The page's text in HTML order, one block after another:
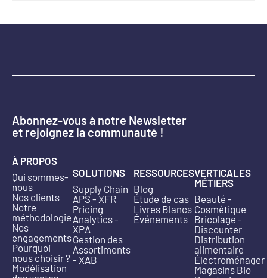
Abonnez-vous à notre Newsletter
et rejoignez la communauté !
À PROPOS
Qui sommes-
nous
Nos clients
Notre
méthodologie
Nos
engagements
Pourquoi
nous choisir ?
Modélisation
SOLUTIONS
Supply Chain
APS - XFR
Pricing
Analytics -
XPA
Gestion des
Assortiments
- XAB
RESSOURCES
Blog
Étude de cas
Livres Blancs
Événements
VERTICALES
MÉTIERS
Beauté -
Cosmétique
Bricolage -
Discounter
Distribution
alimentaire
Électroménager
Magasins Bio